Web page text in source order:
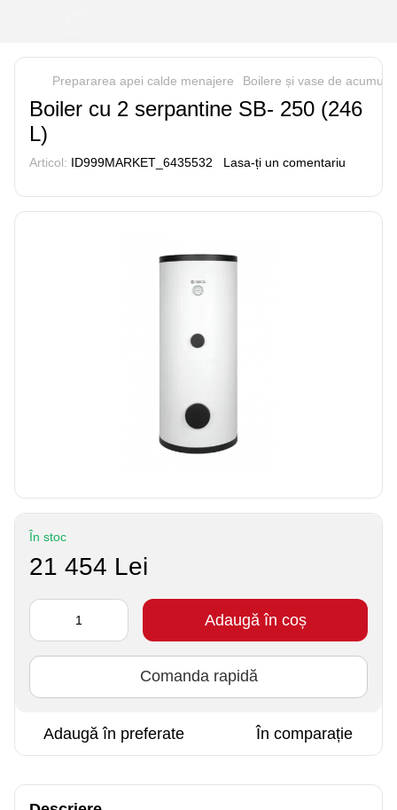
Prepararea apei calde menajere Boilere și vase de
Boiler cu 2 serpantine SB- 250 (246
L)
Articol: ID999MARKET_6435532 Lasa-ți un comentariu
În stoc
21 454 Lei
Adaugă în coș
Comanda rapidă
Adaugă în preferate În comparație